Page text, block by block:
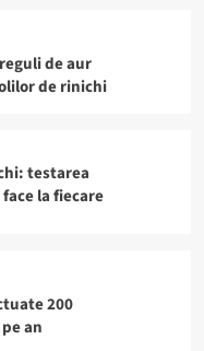
de aur
de rinichi
testarea
la fiecare
200
an